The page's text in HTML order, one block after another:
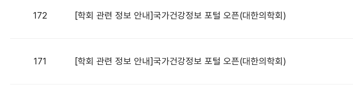
172 [학회 관련 정보 안내]국가건강정보 포털 오픈(대한의학회)
171 [학회 관련 정보 안내]국가건강정보 포털 오픈(대한의학회)